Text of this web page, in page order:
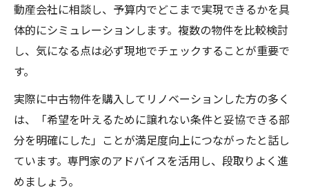
動産会社に相談し、予算内でどこまで実現できるかを具
体的にシミュレーションします。複数の物件を比較検討
し、気になる点は必ず現地でチェックすることが重要で
す。
実際に中古物件を購入してリノベーションした方の多く
は、「希望を叶えるために譲れない条件と妥協できる部
分を明確にした」ことが満足度向上につながったと話し
ています。専門家のアドバイスを活用し、段取りよく進
めましょう。